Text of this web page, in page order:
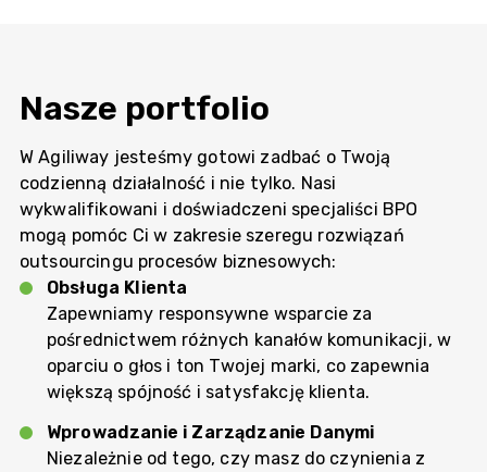
Nasze portfolio
W Agiliway jesteśmy gotowi zadbać o Twoją
codzienną działalność i nie tylko. Nasi
wykwalifikowani i doświadczeni specjaliści BPO
mogą pomóc Ci w zakresie szeregu rozwiązań
outsourcingu procesów biznesowych:
Obsługa Klienta
Zapewniamy responsywne wsparcie za
pośrednictwem różnych kanałów komunikacji, w
oparciu o głos i ton Twojej marki, co zapewnia
większą spójność i satysfakcję klienta.
Wprowadzanie i Zarządzanie Danymi
Niezależnie od tego, czy masz do czynienia z